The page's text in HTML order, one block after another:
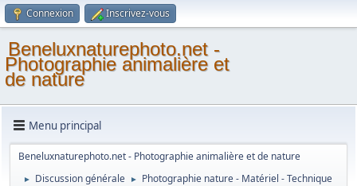
Connexion Inscrivez-vous
Beneluxnaturephoto.net -
Photographie animalière et
de nature
Menu principal
Beneluxnaturephoto.net - Photographie animalière et de nature
► Discussion générale ► Photographie nature - Matériel - Technique